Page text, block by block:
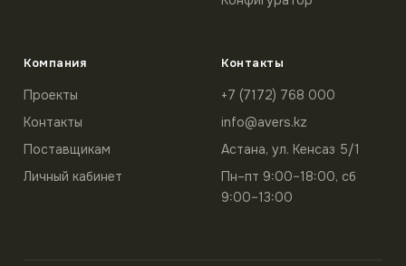
Компания
Проекты
Контакты
Поставщикам
Личный кабинет
Контакты
+7 (7172) 768 000
info@avers.kz
Астана, ул. Кенсаз 5/1
Пн–пт 9:00–18:00, сб
9:00–13:00